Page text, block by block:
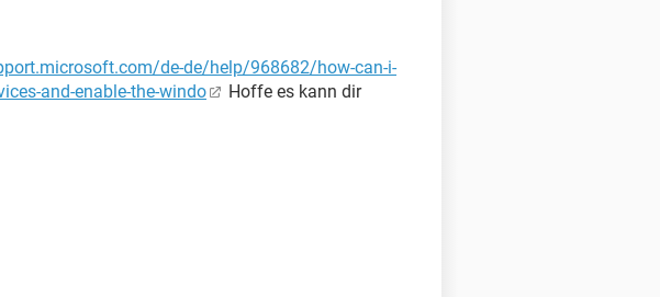
de-de/help/968682/how-can-i-
and-enable-the-windo
Hoffe es kann dir